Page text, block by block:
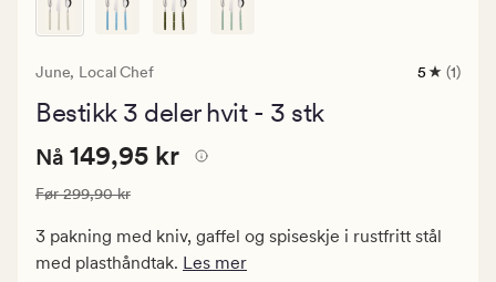
June, Local Chef
1
5 (1)
Bestikk 3 deler hvit - 3 stk
Nåværende
149,95
kr.
Vanlig
Nåværende pris
Nå 149,95 kr
Vanlig pris 299,90 kr
Før299,90 kr
3 pakning med kniv, gaffel og spiseskje i rustfritt stål
med plasthåndtak. Les mer